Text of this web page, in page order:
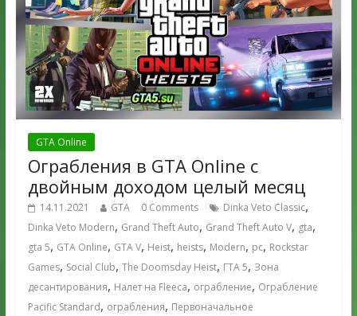
GTA Online
Ограбления в GTA Online с
двойным доходом целый месяц
14.11.2021 GTA 0 Comments Dinka Veto Classic,
Dinka Veto Modern, Grand Theft Auto, Grand Theft Auto V, gta,
gta 5, GTA Online, GTA V, Heist, heists, Modern, pc, Rockstar
Games, Social Club, The Doomsday Heist, ГТА 5, Зона
десантирования, Налет на Fleeca, ограбление, Ограбление
Pacific Standard, ограбления, Первоначальное